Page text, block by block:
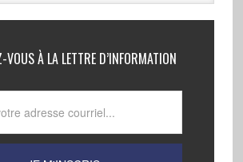
VOUS À LA LETTRE D’INFORMATION